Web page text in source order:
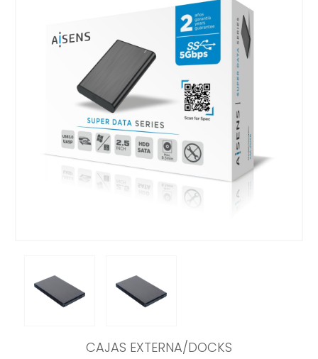
CAJAS EXTERNA/DOCKS